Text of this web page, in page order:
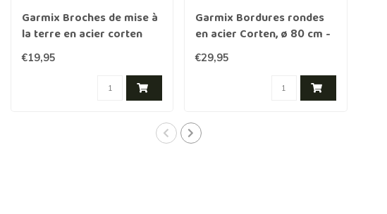
Garmix Broches de mise à
la terre en acier corten
(10x)
€19,95
Garmix Bordures rondes
en acier Corten, ø 80 cm -
hauteur 14 cm (2 pièces)
€29,95